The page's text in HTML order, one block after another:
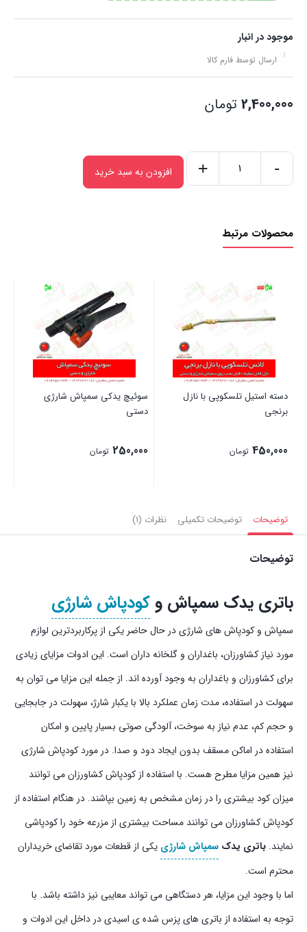
موجود در انبار
ارسال توسط فارم کالا
2,400,000 تومان
و
-
+ افزودن به سبد خرید
محصولات مرتبط
دسته استیل تلسکوپی با نازل
برنجی
450,000 تومان
سوئیچ یدکی سمپاش شارژی
دستی
250,000 تومان
توضیحات توضیحات تکمیلی نظرات (1)
توضیحات
باتری یدک سمپاش و کودپاش شارژی
سمپاش و کودپاش های شارژی در حال حاضر یکی از پرکاربردترین لوازم
مورد نیاز کشاورزان، باغداران و گلخانه داران است. این ادوات مزایای زیادی
برای کشاورزان و باغداران به وجود آورده اند. از جمله این مزایا می توان به
سهولت در استفاده، مدت زمان عملکرد بالا با یکبار شارژ، سهولت در جابجایی
و حجم کم، عدم نیاز به سوخت، آلودگی صوتی بسیار پایین و امکان
استفاده در اماکن مسقف بدون ایجاد دود و صدا. در مورد کودپاش شارژی
نیز همین مزایا مطرح هست. با استفاده از کودپاش کشاورزان می توانند
میزان کود بیشتری را در زمان مشخص به زمین بپاشند. در هنگام استفاده از
کودپاش کشاورزان می توانند مساحت بیشتری از مزرعه خود را کودپاشی
نمایند. باتری یدک سمپاش شارژی یکی از قطعات مورد تقاضای خریداران
محترم است.
اما با وجود این مزایا، هر دستگاهی می تواند معایبی نیز داشته باشد. با
توجه به استفاده از باتری های پزس شده ی اسیدی در داخل این ادوات و